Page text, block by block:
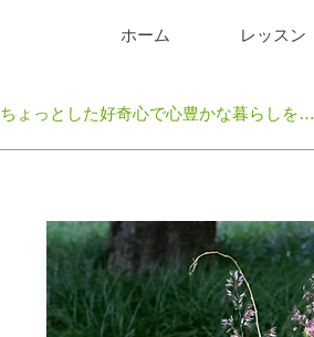
ホーム レッスン
ちょっとした​好奇心で心豊かな暮らしを…